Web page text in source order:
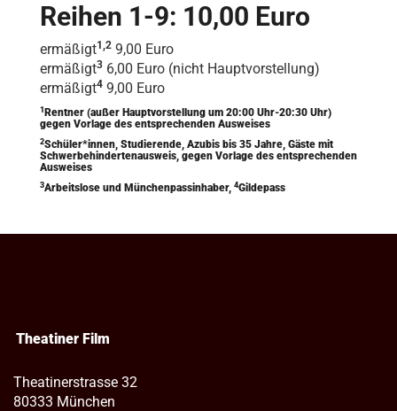
Reihen 1-9: 10,00 Euro
ermäßigt1,2 9,00 Euro
ermäßigt3 6,00 Euro (nicht Hauptvorstellung)
ermäßigt4 9,00 Euro
1 Rentner (außer Hauptvorstellung um 20:00 Uhr-20:30 Uhr)
gegen Vorlage des entsprechenden Ausweises
2Schüler*innen, Studierende, Azubis bis 35 Jahre, Gäste mit
Schwerbehindertenausweis, gegen Vorlage des entsprechenden
Ausweises
3Arbeitslose und Münchenpassinhaber, 4Gildepass
Theatiner Film
Theatinerstrasse 32
80333 München